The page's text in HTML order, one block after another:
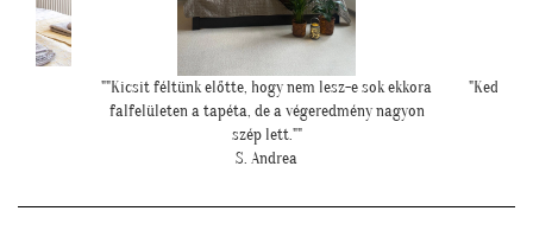
"Kedves Tapétatrend ! Köszönöm a makis tapétát.
Jó választás lett nagyon!"
T. Tünde